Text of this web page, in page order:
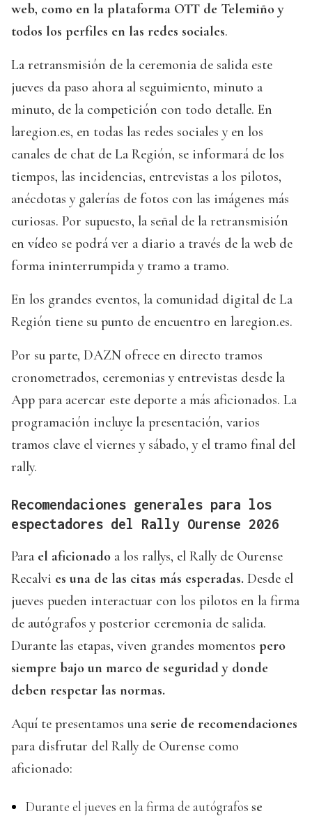
web, como en la plataforma OTT de Telemiño y
todos los perfiles en las redes sociales.
La retransmisión de la ceremonia de salida este
jueves da paso ahora al seguimiento, minuto a
minuto, de la competición con todo detalle. En
laregion.es, en todas las redes sociales y en los
canales de chat de La Región, se informará de los
tiempos, las incidencias, entrevistas a los pilotos,
anécdotas y galerías de fotos con las imágenes más
curiosas. Por supuesto, la señal de la retransmisión
en vídeo se podrá ver a diario a través de la web de
forma ininterrumpida y tramo a tramo.
En los grandes eventos, la comunidad digital de La
Región tiene su punto de encuentro en laregion.es.
Por su parte, DAZN ofrece en directo tramos
cronometrados, ceremonias y entrevistas desde la
App para acercar este deporte a más aficionados. La
programación incluye la presentación, varios
tramos clave el viernes y sábado, y el tramo final del
rally.
Recomendaciones generales para los
espectadores del Rally Ourense 2026
Para el aficionado a los rallys, el Rally de Ourense
Recalvi es una de las citas más esperadas. Desde el
jueves pueden interactuar con los pilotos en la firma
de autógrafos y posterior ceremonia de salida.
Durante las etapas, viven grandes momentos pero
siempre bajo un marco de seguridad y donde
deben respetar las normas.
Aquí te presentamos una serie de recomendaciones
para disfrutar del Rally de Ourense como
aficionado:
Durante el jueves en la firma de autógrafos se